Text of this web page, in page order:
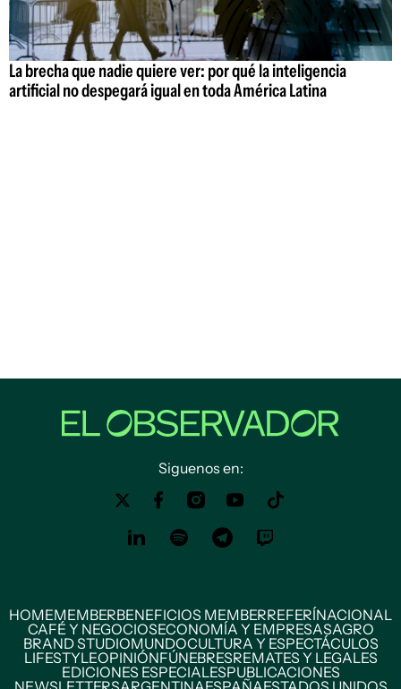
La brecha que nadie quiere ver: por qué la inteligencia
artificial no despegará igual en toda América Latina
Siguenos en:
HOMEMEMBERBENEFICIOS MEMBERREFERÍNACIONAL
CAFÉ Y NEGOCIOSECONOMÍA Y EMPRESASAGRO
BRAND STUDIOMUNDOCULTURA Y ESPECTÁCULOS
LIFESTYLEOPINIÓNFÚNEBRESREMATES Y LEGALES
EDICIONES ESPECIALESPUBLICACIONES